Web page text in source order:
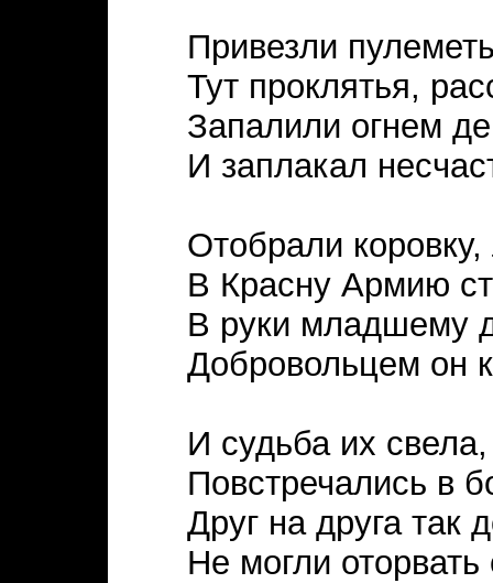
Привезли
Тут проклятья,
Запалили огнем
И заплакал
Отобрали
В Красну Армию
В руки младшему
Добровольцем он
И судьба их
Повстречались в
Друг на друга так
Не могли оторвать